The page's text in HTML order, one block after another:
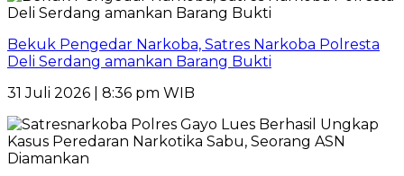
Bekuk Pengedar Narkoba, Satres Narkoba Polresta
Deli Serdang amankan Barang Bukti
31 Juli 2026 | 8:36 pm WIB